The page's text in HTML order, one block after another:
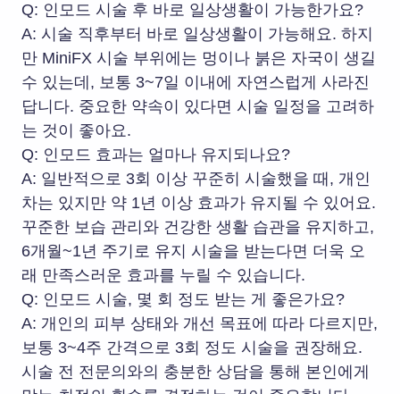
Q: 인모드 시술 후 바로 일상생활이 가능한가요?
A: 시술 직후부터 바로 일상생활이 가능해요. 하지
만 MiniFX 시술 부위에는 멍이나 붉은 자국이 생길
수 있는데, 보통 3~7일 이내에 자연스럽게 사라진
답니다. 중요한 약속이 있다면 시술 일정을 고려하
는 것이 좋아요.
Q: 인모드 효과는 얼마나 유지되나요?
A: 일반적으로 3회 이상 꾸준히 시술했을 때, 개인
차는 있지만 약 1년 이상 효과가 유지될 수 있어요.
꾸준한 보습 관리와 건강한 생활 습관을 유지하고,
6개월~1년 주기로 유지 시술을 받는다면 더욱 오
래 만족스러운 효과를 누릴 수 있습니다.
Q: 인모드 시술, 몇 회 정도 받는 게 좋은가요?
A: 개인의 피부 상태와 개선 목표에 따라 다르지만,
보통 3~4주 간격으로 3회 정도 시술을 권장해요.
시술 전 전문의와의 충분한 상담을 통해 본인에게